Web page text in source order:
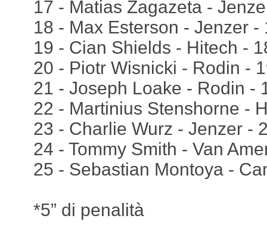
17 - Matias Zagazeta -
18 - Max Esterson - Jenzer -
19 - Cian Shields - Hitech -
20 - Piotr Wisnicki - Rodin -
21 - Joseph Loake - Rodin -
22 - Martinius Stenshorne -
23 - Charlie Wurz - Jenzer -
24 - Tommy Smith - Van
25 - Sebastian Montoya -
*5” di penalità